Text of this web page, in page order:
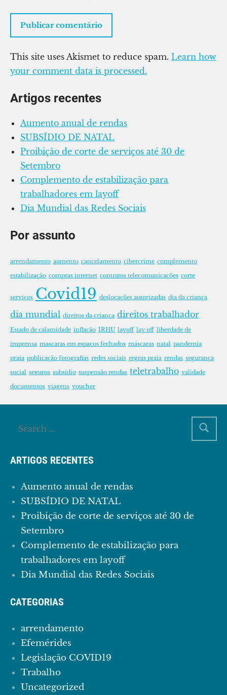
This site uses Akismet to reduce spam. Learn how
your comment data is processed.
Artigos recentes
Aumento anual de rendas
SUBSÍDIO DE NATAL
Proibição de corte de serviços até 30 de
Setembro
Complemento de estabilização para
trabalhadores em layoff
Dia Mundial das Redes Sociais
Por assunto
arrendamento aumento cancelamento cibercrime complemento
estabilização compras internet contratos telecomunicações corte
serviços Covid19 deslocações autorizadas dia da criança
dia mundial direitos da criança direitos trabalhador
Estado de calamidade inflação IRHU layoff lay off liberdade de
imprensa mascaras em espaços fechados máscaras natal pandemia
praia publicação fotografias redes sociais regras praia rendas segurança
social seguros subsídio suspensão rendas teletrabalho validade
documentos viagens voucher
ARTIGOS RECENTES
Aumento anual de rendas
SUBSÍDIO DE NATAL
Proibição de corte de serviços até 30 de
Setembro
Complemento de estabilização para
trabalhadores em layoff
Dia Mundial das Redes Sociais
CATEGORIAS
arrendamento
Efemérides
Legislação COVID19
Trabalho
Uncategorized